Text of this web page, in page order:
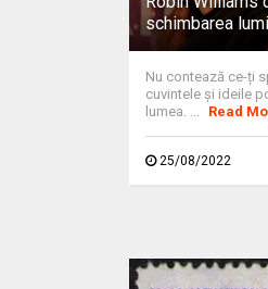
schimbarea
Nu contează ce-ți
cuvintele și ideile
lumea. ...
Read
25/08/2022